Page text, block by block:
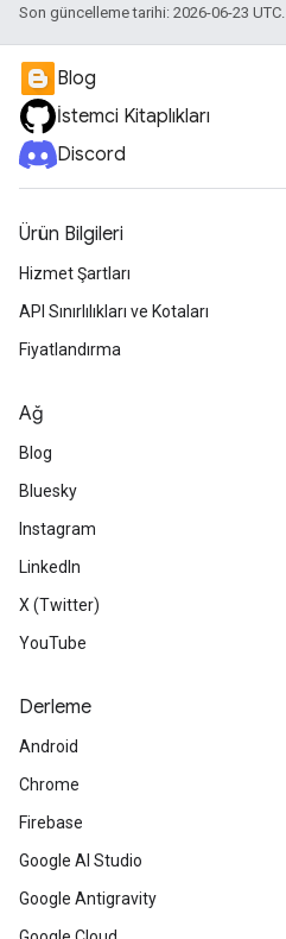
Son güncelleme tarihi: 2026-06-23 UTC.
Blog
İstemci Kitaplıkları
Discord
Ürün Bilgileri
Hizmet Şartları
API Sınırlılıkları ve Kotaları
Fiyatlandırma
Ağ
Blog
Bluesky
Instagram
LinkedIn
X (Twitter)
YouTube
Derleme
Android
Chrome
Firebase
Google AI Studio
Google Antigravity